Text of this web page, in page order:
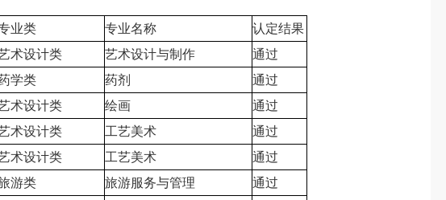
业类 专业名称
认定结果
术设计类 艺术设计与制作
通过
学类 药剂
通过
术设计类 绘画
通过
术设计类 工艺美术
通过
术设计类 工艺美术
通过
游类 旅游服务与管理
通过